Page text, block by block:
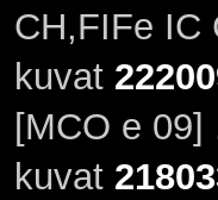
CH,FIFe IC
kuvat
[MCO e 09]
kuvat